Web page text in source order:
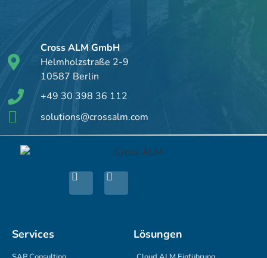
Cross ALM GmbH
Helmholzstraße 2-9
10587 Berlin
+49 30 398 36 112
solutions@crossalm.com
Services Lösungen